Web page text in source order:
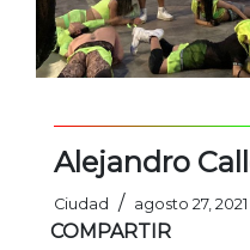
Alejandro
Ciudad / agosto 27, 2021
COMPARTIR